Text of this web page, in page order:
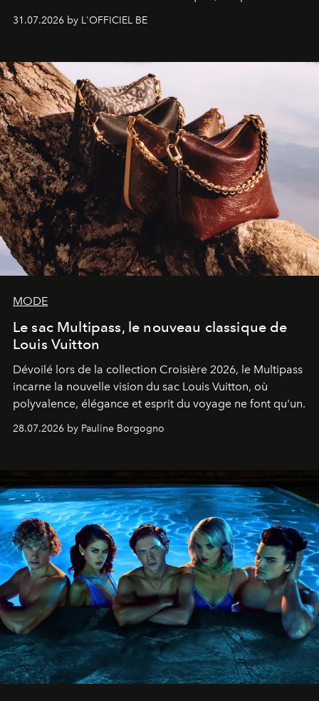
monumentales et poésie du mouvement, l'artiste
américain investit les espaces imaginés par Frank Gehry
sculpture.
31.07.2026 by L'OFFICIEL BE
MODE
Le sac Multipass, le nouveau classique de
Louis Vuitton
Dévoilé lors de la collection Croisière 2026, le Multipass
incarne la nouvelle vision du sac Louis Vuitton, où
polyvalence, élégance et esprit du voyage ne font qu'un.
28.07.2026 by Pauline Borgogno